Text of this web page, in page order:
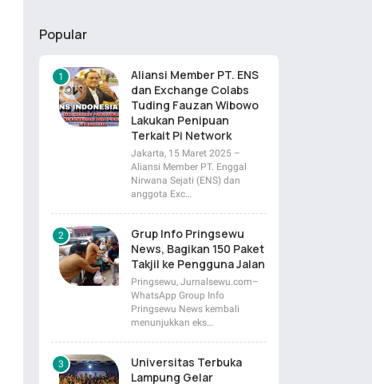
Popular
Aliansi Member PT. ENS
dan Exchange Colabs
Tuding Fauzan Wibowo
Lakukan Penipuan
Terkait Pi Network
Jakarta, 15 Maret 2025 –
Aliansi Member PT. Enggal
Nirwana Sejati (ENS) dan
anggota Exc…
Grup Info Pringsewu
News, Bagikan 150 Paket
Takjil ke Pengguna Jalan
Pringsewu, Jurnalsewu.com–
WhatsApp Group Info
Pringsewu News kembali
menunjukkan eks…
Universitas Terbuka
Lampung Gelar